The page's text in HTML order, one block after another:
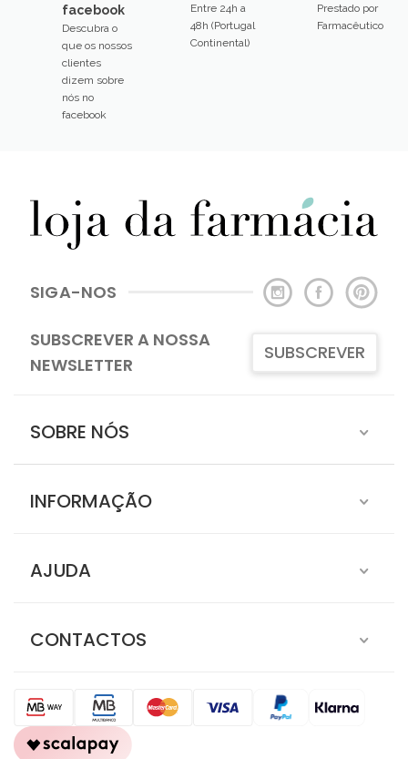
facebook
Descubra o
que os nossos
clientes
dizem sobre
nós no
facebook
Entre 24h a
48h (Portugal
Continental)
Prestado por
Farmacêutico
SIGA-NOS
SUBSCREVER A NOSSA
NEWSLETTER
SUBSCREVER
SOBRE NÓS
INFORMAÇÃO
AJUDA
CONTACTOS